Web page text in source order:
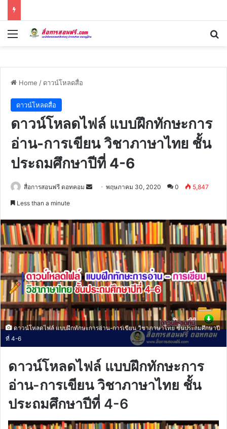
Menu
Home / ดาวน์โหลดสื่อ
ดาวน์โหลดสื่อ
ดาวน์โหลดไฟล์ แบบฝึกทักษะการ
อ่าน-การเขียน วิชาภาษาไทย ชั้น
ประถมศึกษาปีที่ 4-6
สื่อการสอนฟรี ดอทคอม
Sendพฤษภาคม 30, 2020 0 5,847
Less than a minute
ดาวน์โหลดไฟล์ แบบฝึกทักษะการอ่าน-การเขียน วิชาภาษาไทย ชั้นประถมศึกษาปี
ที่ 4-6
ดาวน์โหลดไฟล์ แบบฝึกทักษะการ
อ่าน-การเขียน วิชาภาษาไทย ชั้น
ประถมศึกษาปีที่ 4-6